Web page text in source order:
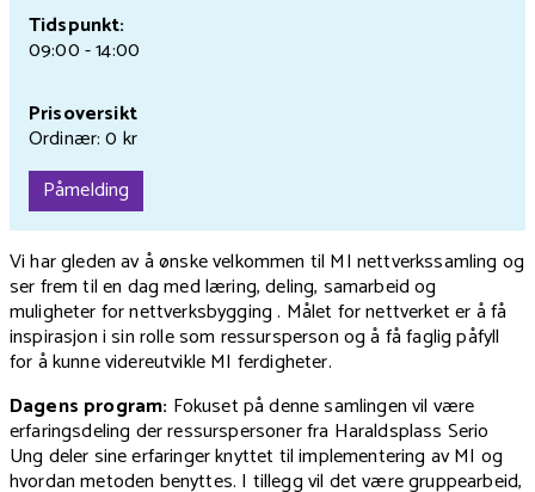
Tidspunkt:
09:00 - 14:00
Prisoversikt
Ordinær: 0 kr
Påmelding
Vi har gleden av å ønske velkommen til MI nettverkssamling og
ser frem til en dag med læring, deling, samarbeid og
muligheter for nettverksbygging . Målet for nettverket er å få
inspirasjon i sin rolle som ressursperson og å få faglig påfyll
for å kunne videreutvikle MI ferdigheter.
Dagens program: Fokuset på denne samlingen vil være
erfaringsdeling der ressurspersoner fra Haraldsplass Serio
Ung deler sine erfaringer knyttet til implementering av MI og
hvordan metoden benyttes. I tillegg vil det være gruppearbeid,